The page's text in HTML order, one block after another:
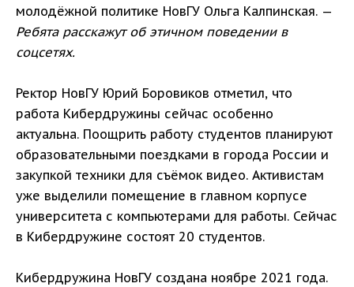
молодёжной политике НовГУ Ольга Калпинская. —
Ребята расскажут об этичном поведении в
соцсетях.
Ректор НовГУ Юрий Боровиков отметил, что
работа Кибердружины сейчас особенно
актуальна. Поощрить работу студентов планируют
образовательными поездками в города России и
закупкой техники для съёмок видео. Активистам
уже выделили помещение в главном корпусе
университета с компьютерами для работы. Сейчас
в Кибердружине состоят 20 студентов.
Кибердружина НовГУ создана ноябре 2021 года.